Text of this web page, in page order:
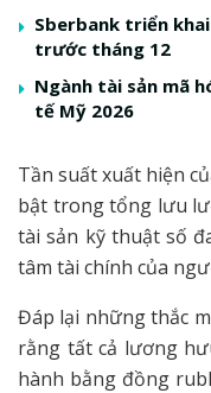
Sberbank triển
trước tháng 12
Ngành tài sản mã
tế Mỹ 2026
Tần suất xuất hiện
bật trong tổng lưu
tài sản kỹ thuật số
tâm tài chính của
Đáp lại những thắc
rằng tất cả lương
hành bằng đồng